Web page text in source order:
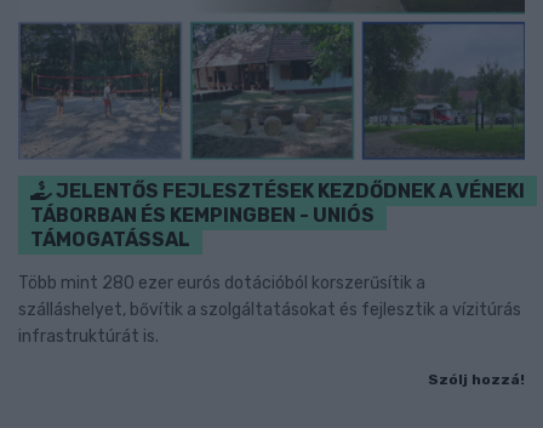
JELENTŐS FEJLESZTÉSEK KEZDŐDNEK A VÉNEKI
TÁBORBAN ÉS KEMPINGBEN - UNIÓS
TÁMOGATÁSSAL
Több mint 280 ezer eurós dotációból korszerűsítik a
szálláshelyet, bővítik a szolgáltatásokat és fejlesztik a vízitúrás
infrastruktúrát is.
Szólj hozzá!